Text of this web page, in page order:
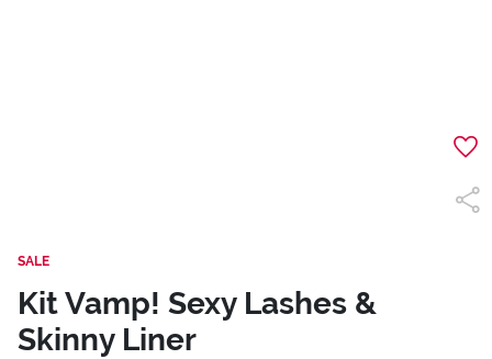
SALE
Kit Vamp! Sexy Lashes &
Skinny Liner